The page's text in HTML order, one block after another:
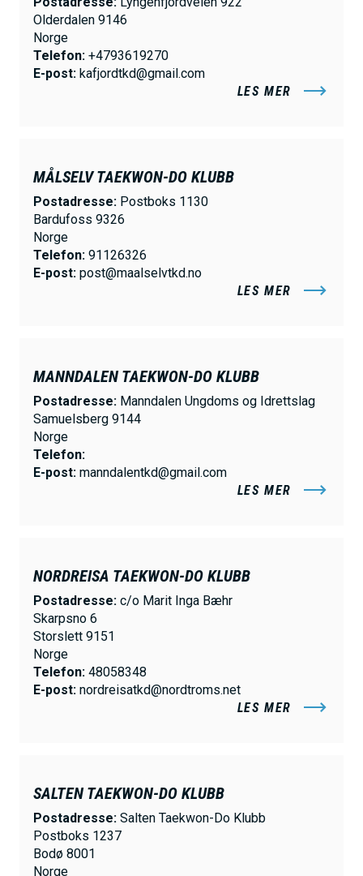
Olderdalen 9146
Norge
Telefon: +4793619270
E-post: kafjordtkd@gmail.com
LES MER
MÅLSELV TAEKWON-DO KLUBB
Postadresse: Postboks 1130
Bardufoss 9326
Norge
Telefon: 91126326
E-post: post@maalselvtkd.no
LES MER
MANNDALEN TAEKWON-DO KLUBB
Postadresse: Manndalen Ungdoms og Idrettslag
Samuelsberg 9144
Norge
Telefon:
E-post: manndalentkd@gmail.com
LES MER
NORDREISA TAEKWON-DO KLUBB
Postadresse: c/o Marit Inga Bæhr
Skarpsno 6
Storslett 9151
Norge
Telefon: 48058348
E-post: nordreisatkd@nordtroms.net
LES MER
SALTEN TAEKWON-DO KLUBB
Postadresse: Salten Taekwon-Do Klubb
Postboks 1237
Bodø 8001
Norge